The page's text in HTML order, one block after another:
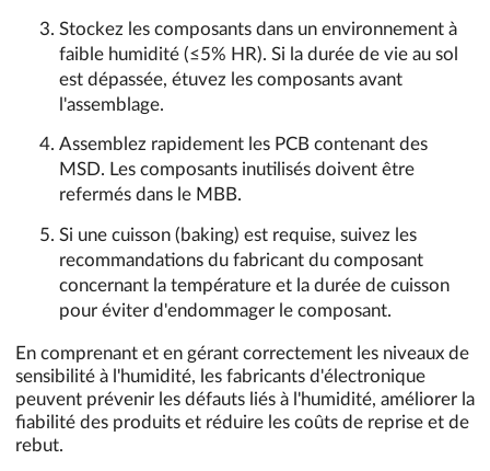
Stockez les composants dans un environnement à
faible humidité (≤5% HR). Si la durée de vie au sol
est dépassée, étuvez les composants avant
l'assemblage.
Assemblez rapidement les PCB contenant des
MSD. Les composants inutilisés doivent être
refermés dans le MBB.
Si une cuisson (baking) est requise, suivez les
recommandations du fabricant du composant
concernant la température et la durée de cuisson
pour éviter d'endommager le composant.
En comprenant et en gérant correctement les niveaux de
sensibilité à l'humidité, les fabricants d'électronique
peuvent prévenir les défauts liés à l'humidité, améliorer la
fiabilité des produits et réduire les coûts de reprise et de
rebut.